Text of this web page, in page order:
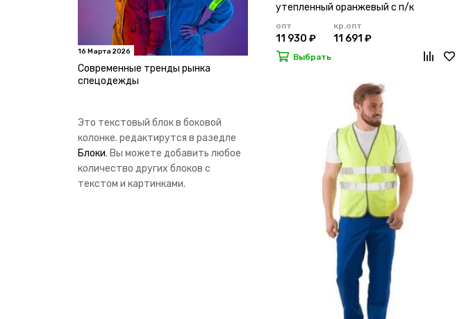
16 Марта 2026
Современные тренды рынка
спецодежды
Это текстовый блок в боковой
колонке. редактирутся в разедле
Блоки. Вы можете добавить любое
количество других блоков с
текстом и картинками.
утепленный оранжевый с п/к
опт
11 930 ₽
кр.опт
11 691 ₽
Выбрать